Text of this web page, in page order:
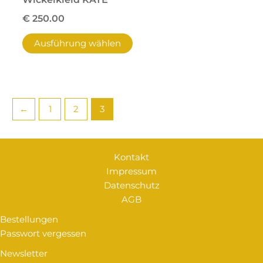
€250.00
Ausführung wählen
← 1 2 3
Kontakt
Impressum
Datenschutz
AGB
Bestellungen
Passwort vergessen
Newsletter